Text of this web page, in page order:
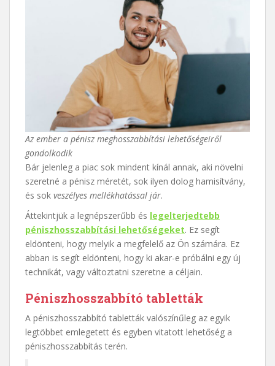
Az ember a pénisz meghosszabbítási lehetőségeiről
gondolkodik
Bár jelenleg a piac sok mindent kínál annak, aki növelni
szeretné a pénisz méretét, sok ilyen dolog hamisítvány,
és sok veszélyes mellékhatással jár.
Áttekintjük a legnépszerűbb és legelterjedtebb
péniszhosszabbítási lehetőségeket. Ez segít
eldönteni, hogy melyik a megfelelő az Ön számára. Ez
abban is segít eldönteni, hogy ki akar-e próbálni egy új
technikát, vagy változtatni szeretne a céljain.
Péniszhosszabbító tabletták
A péniszhosszabbító tabletták valószínűleg az egyik
legtöbbet emlegetett és egyben vitatott lehetőség a
péniszhosszabbítás terén.